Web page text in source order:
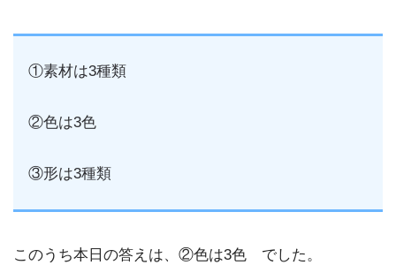
①素材は3種類
②色は3色
③形は3種類
このうち本日の答えは、②色は3色 でした。